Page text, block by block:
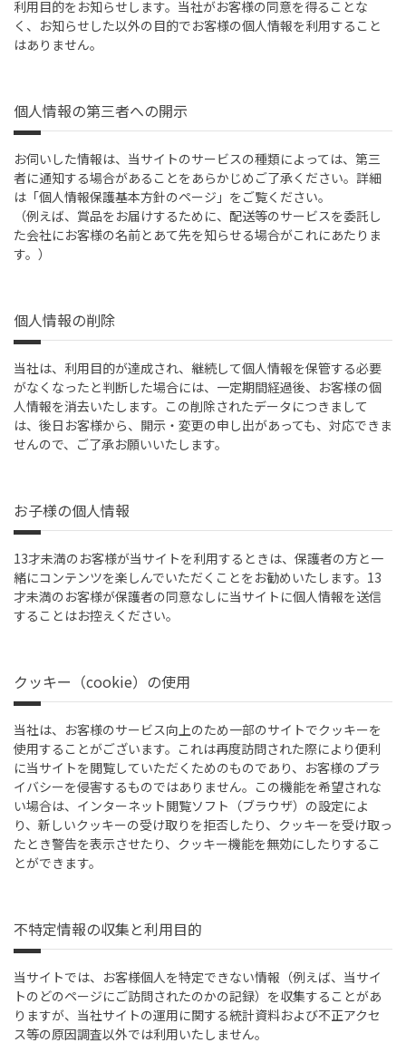
利用目的をお知らせします。当社がお客様の同意を得ることな
く、お知らせした以外の目的でお客様の個人情報を利用すること
はありません。
個人情報の第三者への開示
お伺いした情報は、当サイトのサービスの種類によっては、第三
者に通知する場合があることをあらかじめご了承ください。詳細
は「個人情報保護基本方針のページ」をご覧ください。
（例えば、賞品をお届けするために、配送等のサービスを委託し
た会社にお客様の名前とあて先を知らせる場合がこれにあたりま
す。）
個人情報の削除
当社は、利用目的が達成され、継続して個人情報を保管する必要
がなくなったと判断した場合には、一定期間経過後、お客様の個
人情報を消去いたします。この削除されたデータにつきまして
は、後日お客様から、開示・変更の申し出があっても、対応できま
せんので、ご了承お願いいたします。
お子様の個人情報
13才未満のお客様が当サイトを利用するときは、保護者の方と一
緒にコンテンツを楽しんでいただくことをお勧めいたします。13
才未満のお客様が保護者の同意なしに当サイトに個人情報を送信
することはお控えください。
クッキー（cookie）の使用
当社は、お客様のサービス向上のため一部のサイトでクッキーを
使用することがございます。これは再度訪問された際により便利
に当サイトを閲覧していただくためのものであり、お客様のプラ
イバシーを侵害するものではありません。この機能を希望されな
い場合は、インターネット閲覧ソフト（ブラウザ）の設定によ
り、新しいクッキーの受け取りを拒否したり、クッキーを受け取っ
たとき警告を表示させたり、クッキー機能を無効にしたりするこ
とができます。
不特定情報の収集と利用目的
当サイトでは、お客様個人を特定できない情報（例えば、当サイ
トのどのページにご訪問されたのかの記録）を収集することがあ
りますが、当社サイトの運用に関する統計資料および不正アクセ
ス等の原因調査以外では利用いたしません。